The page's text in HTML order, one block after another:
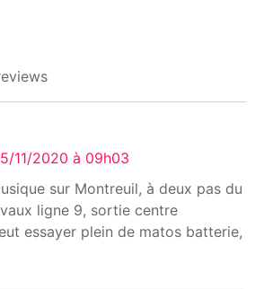
11/2020 à 09h03
sur Montreuil, à deux pas du
ligne 9, sortie centre
essayer plein de matos batterie,